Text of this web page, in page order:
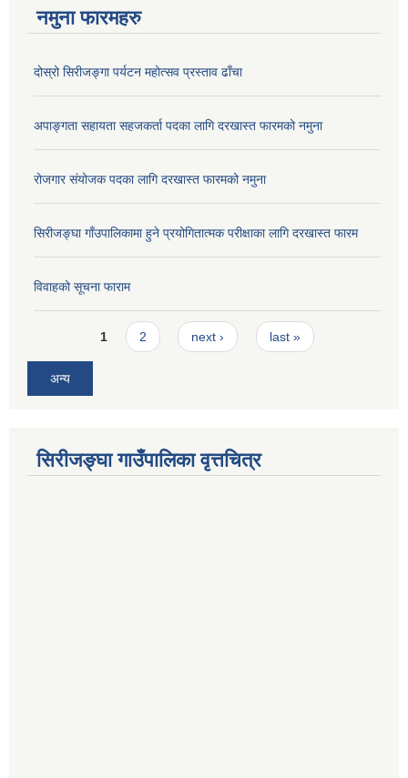
नमुना फारमहरु
दोस्रो सिरीजङ्गा पर्यटन महोत्सव प्रस्ताव ढाँचा
अपाङ्गता सहायता सहजकर्ता पदका लागि दरखास्त फारमको नमुना
रोजगार संयोजक पदका लागि दरखास्त फारमको नमुना
सिरीजङ्घा गाँउपालिकामा हुने प्रयोगितात्मक परीक्षाका लागि दरखास्त फारम
विवाहको सूचना फाराम
Pages1 2 next › last »
अन्य
सिरीजङ्घा गाउँपालिका वृत्तचित्र